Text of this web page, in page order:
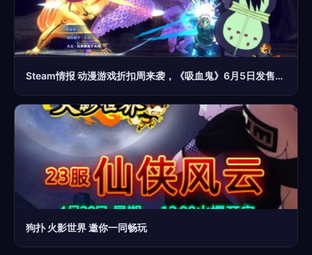
Steam情报 动漫游戏折扣周来袭，《吸血鬼》6月5日发售，还有四款特惠游戏与深度开发新作
狗扑 火影世界 邀你一同畅玩